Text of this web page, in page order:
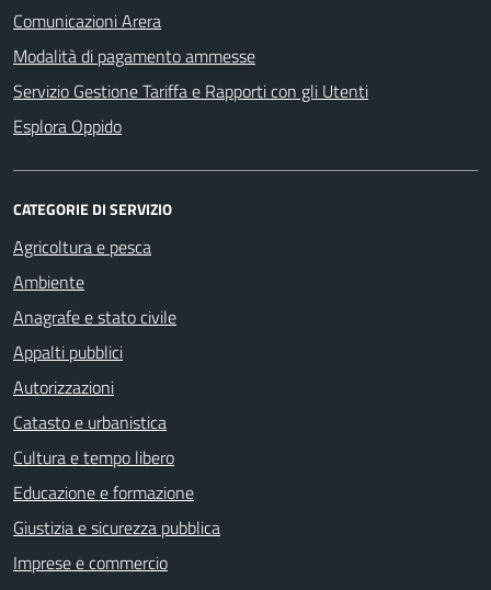
Comunicazioni Arera
Modalità di pagamento ammesse
Servizio Gestione Tariffa e Rapporti con gli Utenti
Esplora Oppido
CATEGORIE DI SERVIZIO
Agricoltura e pesca
Ambiente
Anagrafe e stato civile
Appalti pubblici
Autorizzazioni
Catasto e urbanistica
Cultura e tempo libero
Educazione e formazione
Giustizia e sicurezza pubblica
Imprese e commercio